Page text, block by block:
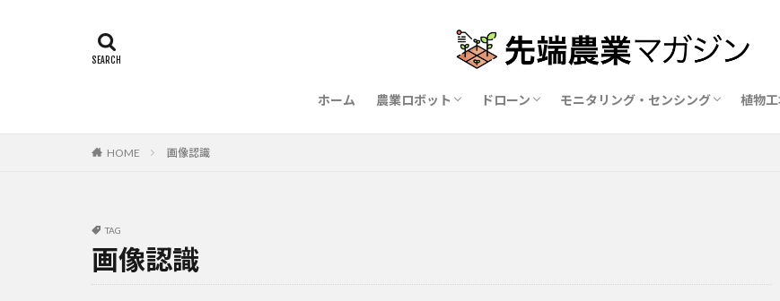
ホーム 農業ロボット
農業ロボットメーカー比較15社
ドローン
ドローン農薬散布の代行業者比較
ハウス用遮光剤・遮熱剤の比較
モニタリング・センシング
農業用環境制御システム比較
植物
HOME 画像認識
TAG
画像認識